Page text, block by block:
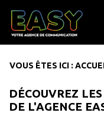
VOUS ÊTES ICI :
DÉCOUVREZ
DE L'AGENCE